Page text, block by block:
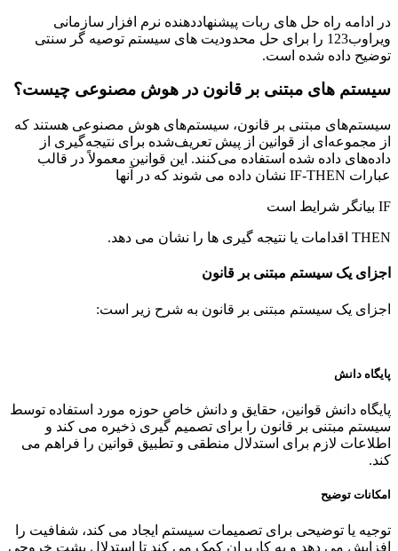
در ادامه راه حل های ربات پیشنهاددهنده نرم افزار سازمانی
ویراوب123 را برای حل محدودیت های سیستم توصیه گر سنتی
توضیح داده شده است.
سیستم های مبتنی بر قانون در هوش مصنوعی چیست؟
سیستم‌های مبتنی بر قانون، سیستم‌های هوش مصنوعی هستند که
از مجموعه‌ای از قوانین از پیش تعریف‌شده برای نتیجه‌گیری از
داده‌های داده شده استفاده می‌کنند. این قوانین معمولاً در قالب
عبارات IF-THEN نشان داده می شوند که در آنها
IF بیانگر شرایط است
THEN اقدامات یا نتیجه گیری ها را نشان می دهد.
اجزای یک سیستم مبتنی بر قانون
اجزای یک سیستم مبتنی بر قانون به شرح زیر است:
پایگاه دانش
پایگاه دانش قوانین، حقایق و دانش خاص حوزه مورد استفاده توسط
سیستم مبتنی بر قانون را برای تصمیم گیری ذخیره می کند و
اطلاعات لازم برای استدلال منطقی و تطبیق قوانین را فراهم می
کند.
امکانات توضیح
توجیه یا توضیحی برای تصمیمات سیستم ایجاد می کند، شفافیت را
افزایش می دهد و به کاربران کمک می کند تا استدلال پشت خروجی